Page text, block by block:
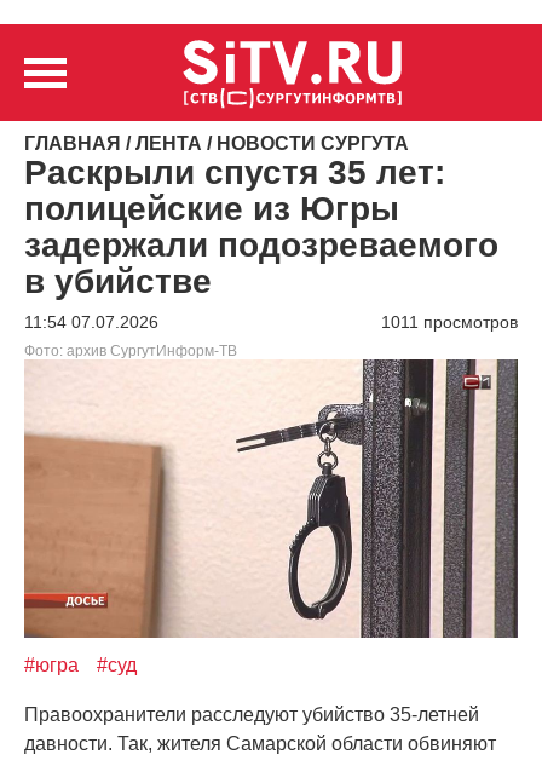
ГЛАВНАЯ /ЛЕНТА / НОВОСТИ СУРГУТА
Раскрыли спустя 35 лет:
полицейские из Югры
задержали подозреваемого
в убийстве
11:54 07.07.2026 1011 просмотров
Фото: архив СургутИнформ-ТВ
#югра #суд
Правоохранители расследуют убийство 35-летней
давности. Так, жителя Самарской области обвиняют